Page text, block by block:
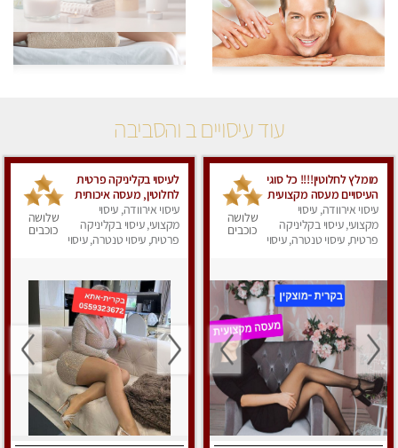
עוד עיסויים ב והסביבה
מומלץ לחלוטין!!!! כל סוגי
העיסויים מעסה מקצועית
ואיכותית פרטי!!!
עיסוי אירוודה, עיסוי
מקצועי, עיסוי בקליניקה
פרטית, עיסוי טנטרה, עיסוי
שלושה
כוכבים
לעיסוי בקליניקה פרטית
לחלוטין, מעסה איכותית
ומיוחדת ברמה גבוהה
מאוד
עיסוי אירוודה, עיסוי
מקצועי, עיסוי בקליניקה
פרטית, עיסוי טנטרה, עיסוי
שלושה
כוכבים